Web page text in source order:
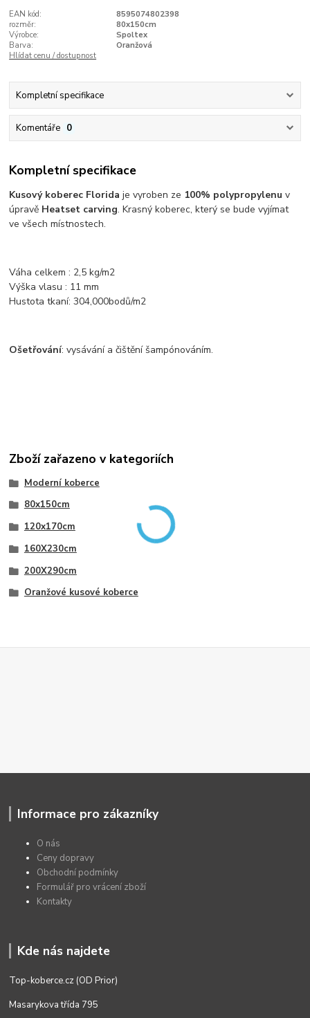
EAN kód:
8595074802398
rozměr:
80x150cm
Výrobce:
Spoltex
Barva:
Oranžová
Hlídat cenu / dostupnost
Kompletní specifikace
Komentáře 0
Kompletní specifikace
Kusový koberec Florida je vyroben ze 100% polypropylenu v
úpravě Heatset carving. Krasný koberec, který se bude vyjímat
ve všech místnostech.
Váha celkem : 2,5 kg/m2
Výška vlasu : 11 mm
Hustota tkaní: 304,000bodů/m2
Ošetřování: vysávání a čištění šampónováním.
Zboží zařazeno v kategoriích
Moderní koberce
80x150cm
120x170cm
160X230cm
200X290cm
Oranžové kusové koberce
Informace pro zákazníky
O nás
Ceny dopravy
Obchodní podmínky
Formulář pro vrácení zboží
Kontakty
Kde nás najdete
Top-koberce.cz (OD Prior)
Masarykova třída 795